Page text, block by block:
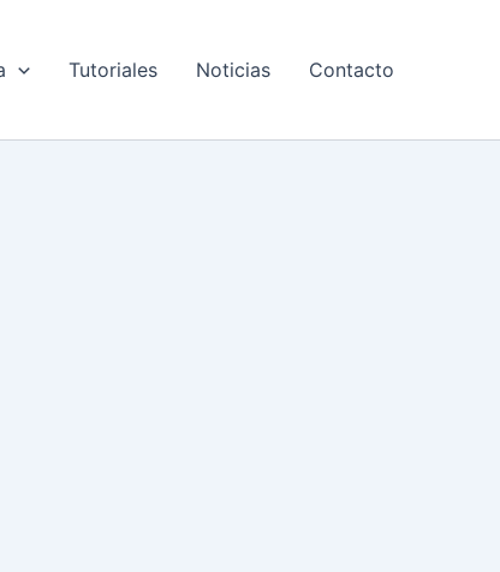
Tutoriales Noticias Contacto